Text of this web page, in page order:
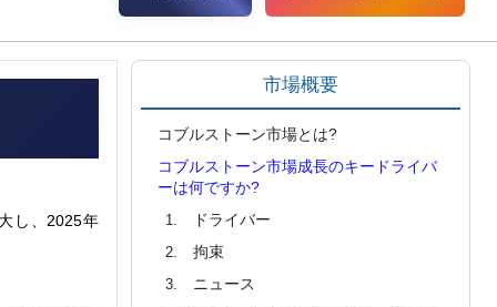
し、2025年
市場概要
コブルストーン市場とは?
コブルストーン市場成長のキードライバ
ーは何ですか?
ドライバー
拘束
ニュース